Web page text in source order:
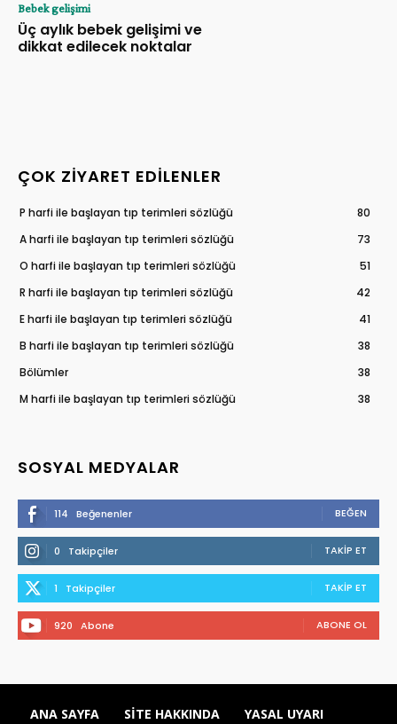
Bebek gelişimi
Üç aylık bebek gelişimi ve
dikkat edilecek noktalar
ÇOK ZIYARET EDILENLER
P harfi ile başlayan tıp terimleri sözlüğü
80
A harfi ile başlayan tıp terimleri sözlüğü
73
O harfi ile başlayan tıp terimleri sözlüğü
51
R harfi ile başlayan tıp terimleri sözlüğü
42
E harfi ile başlayan tıp terimleri sözlüğü
41
B harfi ile başlayan tıp terimleri sözlüğü
38
Bölümler
38
M harfi ile başlayan tıp terimleri sözlüğü
38
SOSYAL MEDYALAR
114 Beğenenler BEĞEN
0 Takipçiler TAKIP ET
1 Takipçiler TAKIP ET
920 Abone ABONE OL
ANA SAYFA SITE HAKKINDA YASAL UYARI